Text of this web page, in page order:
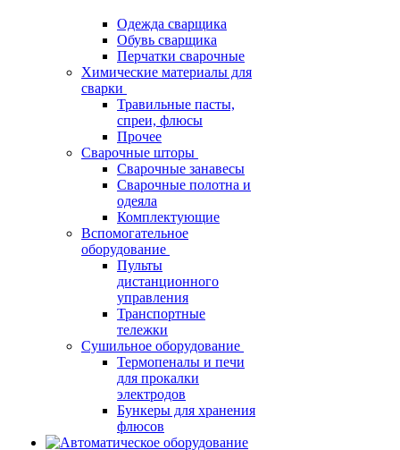
Одежда сварщика
Обувь сварщика
Перчатки сварочные
Химические материалы для
сварки
Травильные пасты,
спреи, флюсы
Прочее
Сварочные шторы
Сварочные занавесы
Сварочные полотна и
одеяла
Комплектующие
Вспомогательное
оборудование
Пульты
дистанционного
управления
Транспортные
тележки
Сушильное оборудование
Термопеналы и печи
для прокалки
электродов
Бункеры для хранения
флюсов